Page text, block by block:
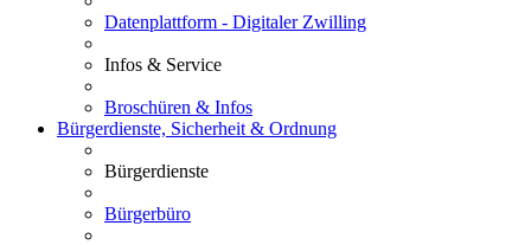
Datenplattform - Digitaler Zwilling
Infos & Service
Broschüren & Infos
Bürgerdienste, Sicherheit & Ordnung
Bürgerdienste
Bürgerbüro